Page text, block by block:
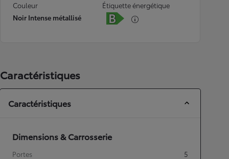
Couleur
Noir Intense métallisé
Étiquette énergétique
Caractéristiques
Caractéristiques
Dimensions & Carrosserie
Portes
5